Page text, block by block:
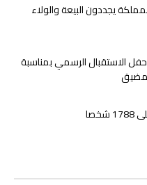
يجددون البيعة والولاء
الاستقبال الرسمي بمناسبة